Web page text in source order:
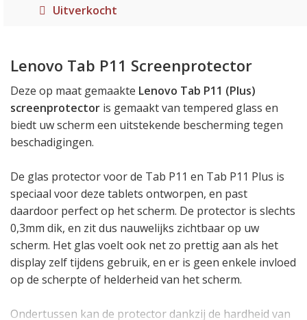
Uitverkocht
Lenovo Tab P11 Screenprotector
Deze op maat gemaakte Lenovo Tab P11 (Plus)
screenprotector is gemaakt van tempered glass en
biedt uw scherm een uitstekende bescherming tegen
beschadigingen.
De glas protector voor de Tab P11 en Tab P11 Plus is
speciaal voor deze tablets ontworpen, en past
daardoor perfect op het scherm. De protector is slechts
0,3mm dik, en zit dus nauwelijks zichtbaar op uw
scherm. Het glas voelt ook net zo prettig aan als het
display zelf tijdens gebruik, en er is geen enkele invloed
op de scherpte of helderheid van het scherm.
Ondertussen kan de protector dankzij de hardheid van